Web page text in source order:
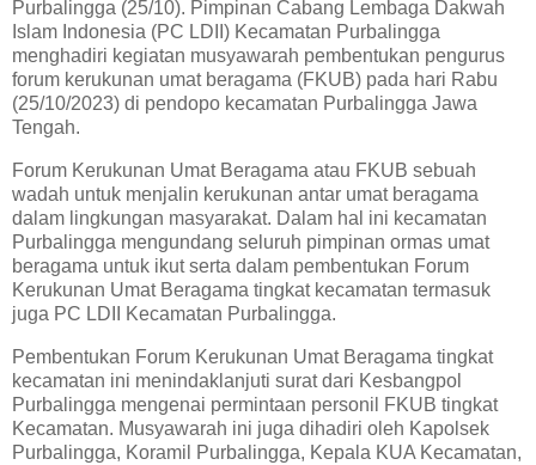
Purbalingga (25/10). Pimpinan Cabang Lembaga Dakwah
Islam Indonesia (PC LDII) Kecamatan Purbalingga
menghadiri kegiatan musyawarah pembentukan pengurus
forum kerukunan umat beragama (FKUB) pada hari Rabu
(25/10/2023) di pendopo kecamatan Purbalingga Jawa
Tengah.
Forum Kerukunan Umat Beragama atau FKUB sebuah
wadah untuk menjalin kerukunan antar umat beragama
dalam lingkungan masyarakat. Dalam hal ini kecamatan
Purbalingga mengundang seluruh pimpinan ormas umat
beragama untuk ikut serta dalam pembentukan Forum
Kerukunan Umat Beragama tingkat kecamatan termasuk
juga PC LDII Kecamatan Purbalingga.
Pembentukan Forum Kerukunan Umat Beragama tingkat
kecamatan ini menindaklanjuti surat dari Kesbangpol
Purbalingga mengenai permintaan personil FKUB tingkat
Kecamatan. Musyawarah ini juga dihadiri oleh Kapolsek
Purbalingga, Koramil Purbalingga, Kepala KUA Kecamatan,